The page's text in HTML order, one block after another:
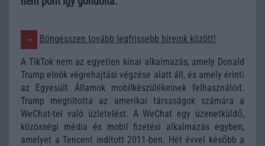
Böngésszen tovább legfrissebb híreink között!
A TikTok nem az egyetlen kínai alkalmazás, amely Donald
Trump elnök végrehajtási végzése alatt áll, és amely érinti
az Egyesült Államok mobilkészülékeinek felhasználóit.
Trump megtiltotta az amerikai társaságok számára a
WeChat-tel való üzletelést. A WeChat egy üzenetküldő,
közösségi média és mobil fizetési alkalmazás egyben,
amelyet a Tencent indított 2011-ben. Hét évvel később a